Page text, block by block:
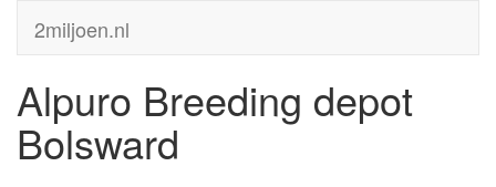
2miljoen.nl
Alpuro Breeding depot
Bolsward